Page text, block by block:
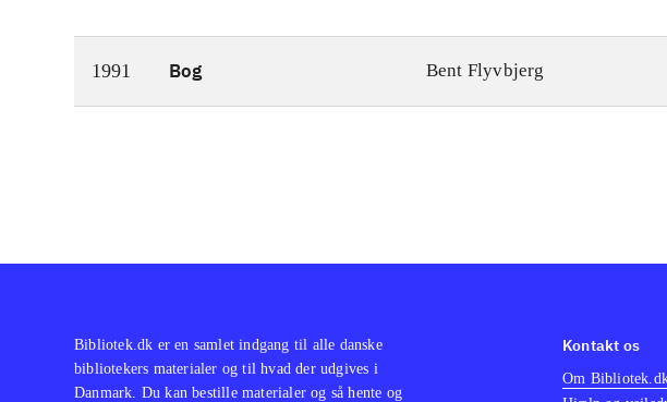
1991 Bog Bent Flyvbjerg
Bibliotek.dk er en samlet indgang til alle danske
bibliotekers materialer og til hvad der udgives i
Danmark. Du kan bestille materialer og så hente og
Kontakt os
Om